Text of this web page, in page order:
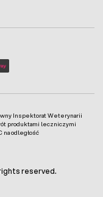
Inspektorat Weterynarii
produktami leczniczymi
na odległość
reserved.